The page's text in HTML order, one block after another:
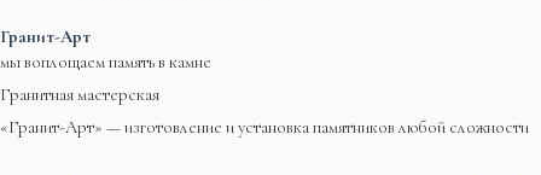
Гранит-Арт
мы воплощаем память в камне
Гранитная мастерская
«Гранит-Арт» — изготовление и установка памятников любой сложности